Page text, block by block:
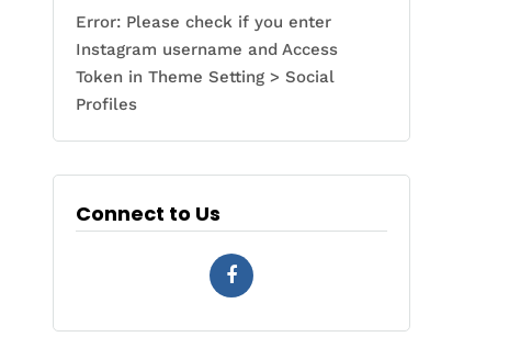
Error: Please check if you enter
Instagram username and Access
Token in Theme Setting > Social
Profiles
Connect to Us